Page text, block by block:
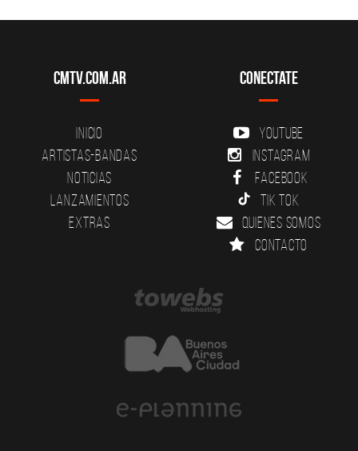
CMTV.com.ar
Inicio
Artistas-Bandas
Noticias
Lanzamientos
Extras
Conectate
YouTube
Instagram
Facebook
Tik Tok
Quienes somos
Contacto